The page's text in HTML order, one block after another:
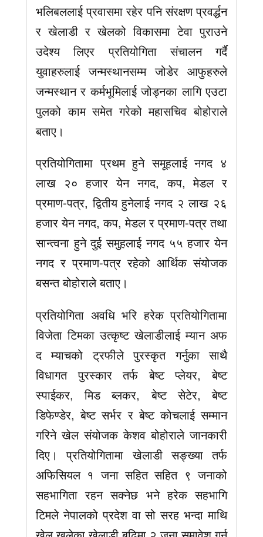
भलिबललाई प्रवासमा रहेर पनि संरक्षण प्रवर्द्धन
र खेलाडी र खेलको विकासमा टेवा पुराउने
उदेश्य लिएर प्रतियोगिता संचालन गर्दै
युवाहरुलाई जन्मस्थानसम्म जोडेर आफुहरुले
जन्मस्थान र कर्मभूमिलाई जोड्नका लागि एउटा
पुलको काम समेत गरेको महासचिव बोहोराले
बताए।
प्रतियोगितामा प्रथम हुने समूहलाई नगद ४
लाख २० हजार येन नगद, कप, मेडल र
प्रमाण-पत्र, द्वितीय हुनेलाई नगद २ लाख २६
हजार येन नगद, कप, मेडल र प्रमाण-पत्र तथा
सान्त्वना हुने दुई समुहलाई नगद ५५ हजार येन
नगद र प्रमाण-पत्र रहेको आर्थिक संयोजक
बसन्त बोहोराले बताए।
प्रतियोगिता अवधि भरि हरेक प्रतियोगितामा
विजेता टिमका उत्कृष्ट खेलाडीलाई म्यान अफ
द म्याचको ट्रफीले पुरस्कृत गर्नुका साथै
विधागत पुरस्कार तर्फ बेष्ट प्लेयर, बेष्ट
स्पाईकर, मिड ब्लकर, बेष्ट सेटेर, बेष्ट
डिफेण्डेर, बेष्ट सर्भर र बेष्ट कोचलाई सम्मान
गरिने खेल संयोजक केशव बोहोराले जानकारी
दिए। प्रतियोगितामा खेलाडी सङ्ख्या तर्फ
अफिसियल १ जना सहित सहित ९ जनाको
सहभागिता रहन सक्नेछ भने हरेक सहभागि
टिमले नेपालको प्रदेश वा सो सरह भन्दा माथि